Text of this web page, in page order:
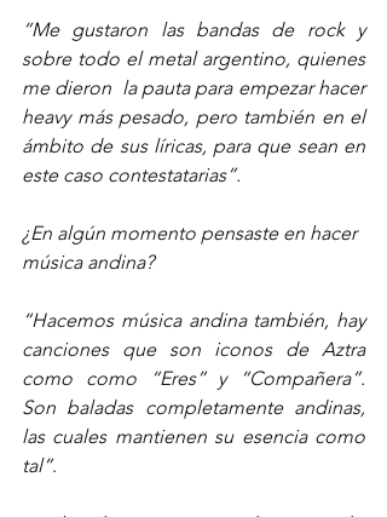
“Me gustaron las bandas de rock y
sobre todo el metal argentino, quienes
me dieron  la pauta para empezar hacer
heavy más pesado, pero también en el
ámbito de sus líricas, para que sean en
este caso contestatarias”.
¿En algún momento pensaste en hacer
música andina?
“Hacemos música andina también, hay
canciones que son iconos de Aztra
como como “Eres” y “Compañera”.
Son baladas completamente andinas,
las cuales mantienen su esencia como
tal”.